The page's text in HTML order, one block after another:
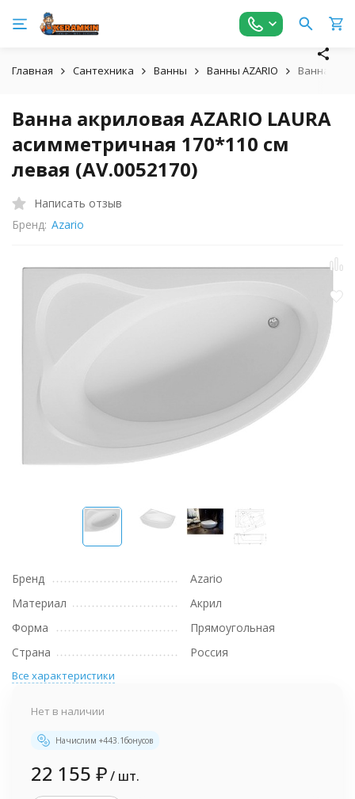
Главная Сантехника Ванны Ванны AZARIO Ванна
Ванна акриловая AZARIO LAURA
асимметричная 170*110 см
левая (AV.0052170)
Написать отзыв
Бренд: Azario
Бренд
Azario
Материал
Акрил
Форма
Прямоугольная
Страна
Россия
Все характеристики
Нет в наличии
Начислим +443.1бонусов
22 155 ₽/ шт.